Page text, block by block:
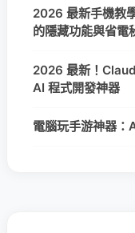
2026 最新手機教
的隱藏功能與省電
2026 最新！
AI 程式開發神器
電腦玩手游神器